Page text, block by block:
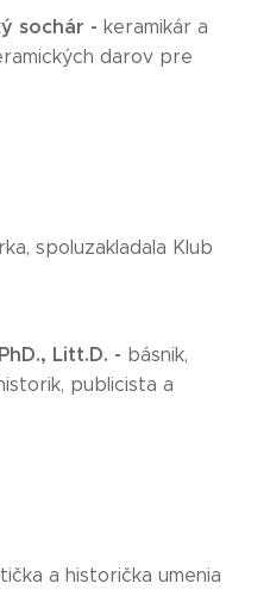
sochár - keramikár a
darov pre
spoluzakladala Klub
Litt.D. - básnik,
publicista a
a historička umenia